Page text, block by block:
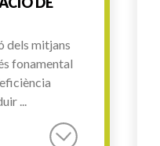
dels mitjans
fonamental
...